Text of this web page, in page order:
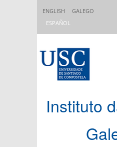
ENGLISH
GALEGO
ESPAÑOL
Instituto